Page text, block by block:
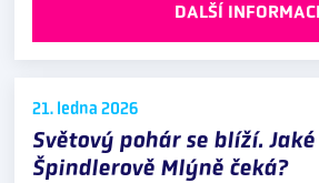
DALŠÍ
21. ledna 2026
Světový pohár se blíží.
Špindlerově Mlýně čeká?